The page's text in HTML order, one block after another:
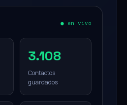
● en vivo
3.108
Contactos
guardados